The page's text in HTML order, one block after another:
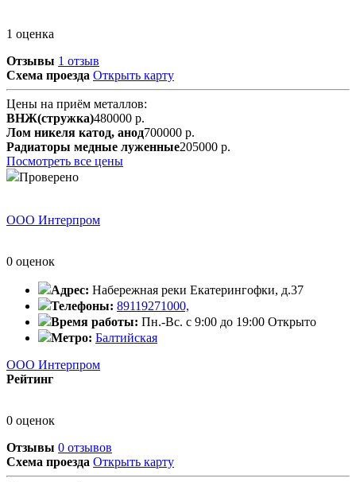
1 оценка
Отзывы 1 отзыв
Схема проезда Открыть карту
Цены на приём металлов:
ВНЖ(стружка)480000 р.
Лом никеля катод, анод700000 р.
Радиаторы медные луженные205000 р.
Посмотреть все цены
Проверено
ООО Интерпром
0 оценок
Адрес: Набережная реки Екатерингофки, д.37
Телефоны: 89119271000,
Время работы: Пн.-Вс. с 9:00 до 19:00 Открыто
Метро: Балтийская
ООО Интерпром
Рейтинг
0 оценок
Отзывы 0 отзывов
Схема проезда Открыть карту